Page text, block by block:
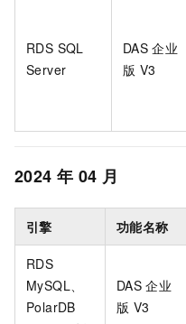
RDS SQL
Server
DAS 企业
版 V3
2024 年 04 月
引擎 功能名称
RDS
MySQL
PolarDB
DAS 企业
版 V3